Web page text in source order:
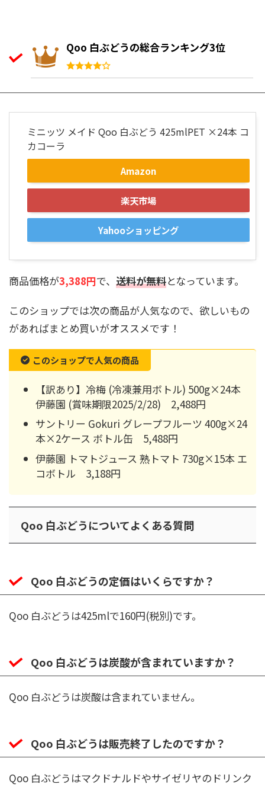
Qoo 白ぶどうの総合ランキング3位
ミニッツ メイド Qoo 白ぶどう 425mlPET ×24本 コ
カコーラ
Amazon
楽天市場
Yahooショッピング
商品価格が3,388円で、 送料が無料となっています。
このショップでは次の商品が人気なので、欲しいもの
があればまとめ買いがオススメです！
このショップで人気の商品
【訳あり】冷梅 (冷凍兼用ボトル) 500g×24本
伊藤園 (賞味期限2025/2/28) 2,488円
サントリー Gokuri グレープフルーツ 400g×24
本×2ケース ボトル缶 5,488円
伊藤園 トマトジュース 熟トマト 730g×15本 エ
コボトル 3,188円
Qoo 白ぶどうについてよくある質問
Qoo 白ぶどうの定価はいくらですか？
Qoo 白ぶどうは425mlで160円(税別)です。
Qoo 白ぶどうは炭酸が含まれていますか？
Qoo 白ぶどうは炭酸は含まれていません。
Qoo 白ぶどうは販売終了したのですか？
Qoo 白ぶどうはマクドナルドやサイゼリヤのドリンク